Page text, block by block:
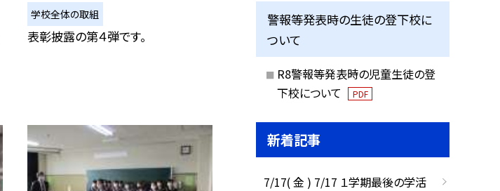
学校全体の取組
表彰披露の第４弾です。
警報等発表時の生徒の登下校に
ついて
R8警報等発表時の児童生徒の登
下校について
PDF
新着記事
7/17( 金 ) 7/17 １学期最後の学活